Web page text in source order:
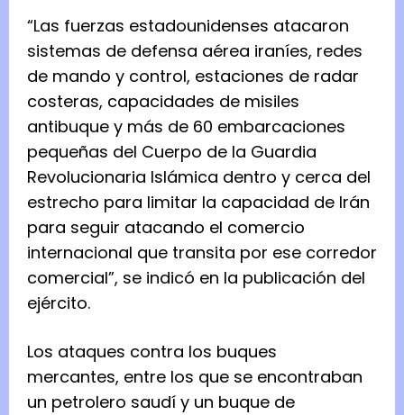
“Las fuerzas estadounidenses atacaron
sistemas de defensa aérea iraníes, redes
de mando y control, estaciones de radar
costeras, capacidades de misiles
antibuque y más de 60 embarcaciones
pequeñas del Cuerpo de la Guardia
Revolucionaria Islámica dentro y cerca del
estrecho para limitar la capacidad de Irán
para seguir atacando el comercio
internacional que transita por ese corredor
comercial”, se indicó en la publicación del
ejército.
Los ataques contra los buques
mercantes, entre los que se encontraban
un petrolero saudí y un buque de